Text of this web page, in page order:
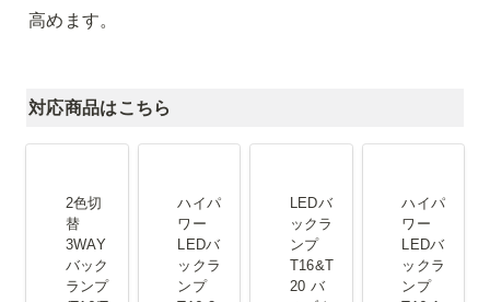
高めます。
対応商品はこちら
3WAYバッ
クランプ
(T16/T20)
2色切
替
3WAY
バック
ランプ
ランプ T16
ハイパ
ワー
LEDバ
ックラ
ンプ
T16&T20 バ
ルブタイプ
LEDバ
ックラ
ンプ
T16&T
20 バ
ランプ T16
ハイパ
ワー
LEDバ
ックラ
ンプ